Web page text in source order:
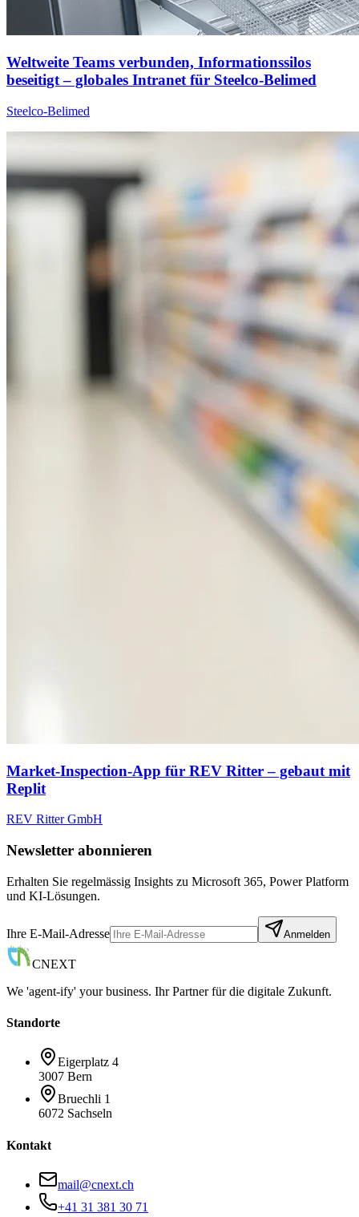
Weltweite Teams verbunden, Informationssilos
beseitigt – globales Intranet für Steelco-Belimed
Steelco-Belimed
Market-Inspection-App für REV Ritter – gebaut mit
Replit
REV Ritter GmbH
Newsletter abonnieren
Erhalten Sie regelmässig Insights zu Microsoft 365, Power Platform
und KI-Lösungen.
Ihre E-Mail-Adresse Anmelden
CNEXT
We 'agent-ify' your business. Ihr Partner für die digitale Zukunft.
Standorte
Eigerplatz 4
3007 Bern
Bruechli 1
6072 Sachseln
Kontakt
mail@cnext.ch
+41 31 381 30 71